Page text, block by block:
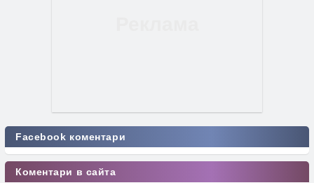
Facebook коментари
Коментари в сайта